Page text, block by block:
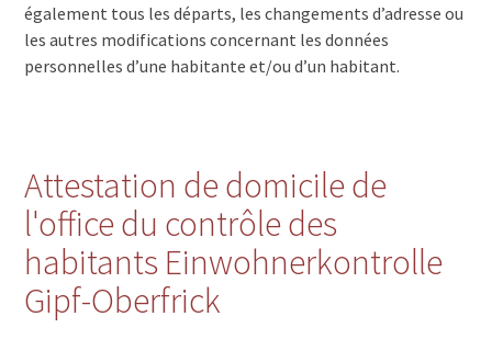
également tous les départs, les changements d’adresse ou
les autres modifications concernant les données
personnelles d’une habitante et/ou d’un habitant.
Attestation de domicile de
l'office du contrôle des
habitants Einwohnerkontrolle
Gipf-Oberfrick